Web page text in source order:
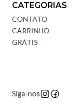
CATEGORIAS
CONTATO
CARRINHO
GRÁTIS
Siga-nos